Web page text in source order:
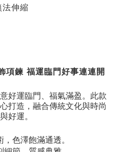
法伸縮
項鍊 福運臨門好事連連開
好運臨門、福氣滿盈。此款
打造，融合傳統文化與時尚
好運。
色澤飽滿通透。